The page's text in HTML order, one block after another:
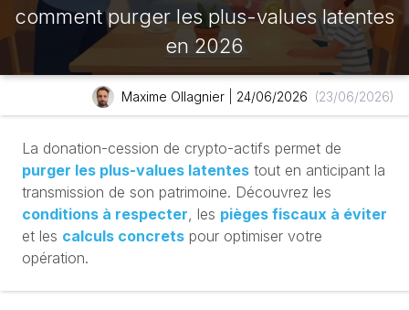
comment purger les plus-values latentes
en 2026
Maxime Ollagnier 24/06/2026 (23/06/2026)
La donation-cession de crypto-actifs permet de
purger les plus-values latentes tout en anticipant la
transmission de son patrimoine. Découvrez les
conditions à respecter, les pièges fiscaux à éviter
et les calculs concrets pour optimiser votre
opération.